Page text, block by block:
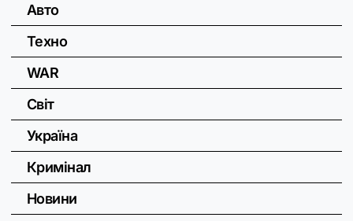
Авто
Техно
WAR
Світ
Україна
Кримінал
Новини